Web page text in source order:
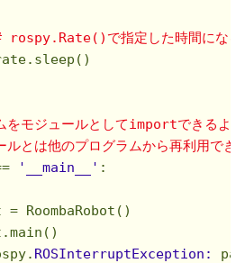
rospy.Rate()で指定した時間になる
をモジュールとしてimportできるよ
とは他のプログラムから再利用でき
'__main__' :
= RoombaRobot()
ROSInterruptException: